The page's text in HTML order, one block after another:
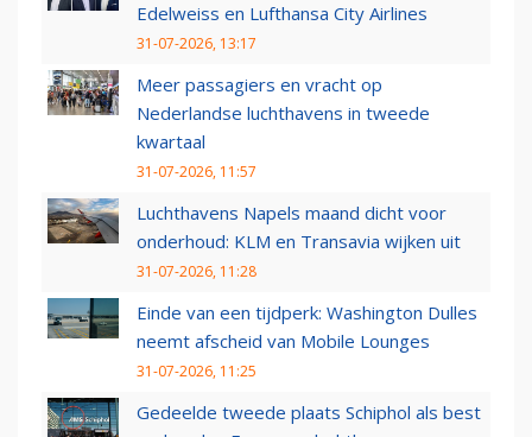
Edelweiss en Lufthansa City Airlines
31-07-2026, 13:17
Meer passagiers en vracht op
Nederlandse luchthavens in tweede
kwartaal
31-07-2026, 11:57
Luchthavens Napels maand dicht voor
onderhoud: KLM en Transavia wijken uit
31-07-2026, 11:28
Einde van een tijdperk: Washington Dulles
neemt afscheid van Mobile Lounges
31-07-2026, 11:25
Gedeelde tweede plaats Schiphol als best